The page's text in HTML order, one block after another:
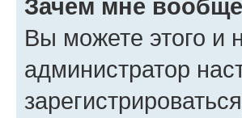
Зачем мне
Вы можете этого и
администратор